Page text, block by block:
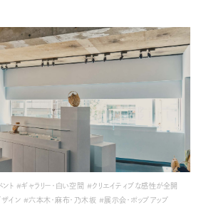
ト #ギャラリー・白い空間 #クリエイティブな感性が全開
ザイン #六本木・麻布・乃木坂 #展示会・ポップアップ